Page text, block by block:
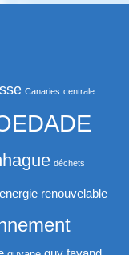
Canaries centrale
déchets
energie renouvelable